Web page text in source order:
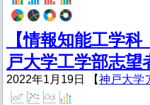
【情報知能工学
戸大学工学部志望
2022年1月19日 【神戸大学